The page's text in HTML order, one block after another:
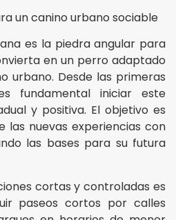
un canino urbano sociable
es la piedra angular para
en un perro adaptado
urbano. Desde las primeras
fundamental iniciar este
y positiva. El objetivo es
las nuevas experiencias con
las bases para su futura
cortas y controladas es
paseos cortos por calles